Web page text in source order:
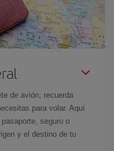
de avión, recuerda
para volar. Aquí
seguro o
y el destino de tu